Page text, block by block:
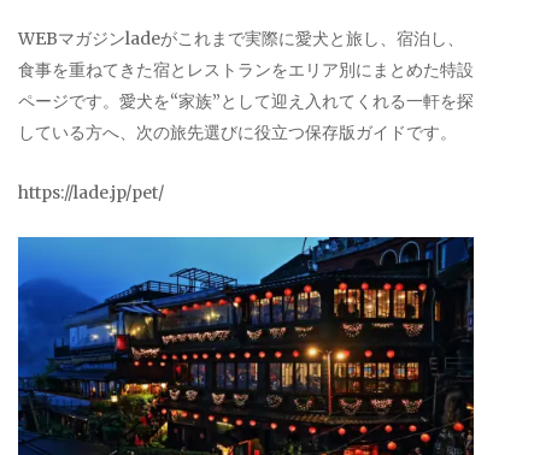
WEBマガジンladeがこれまで実際に愛犬と旅し、宿泊し、
食事を重ねてきた宿とレストランをエリア別にまとめた特設
ページです。愛犬を“家族”として迎え入れてくれる一軒を探
している方へ、次の旅先選びに役立つ保存版ガイドです。
https://lade.jp/pet/